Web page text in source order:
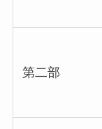
第二部